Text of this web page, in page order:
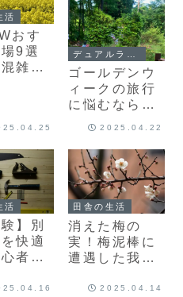
活
おす
9選
雑回
ゴールデンウ
ィークの旅行
に悩むなら、
みませんか？
2025.04.22
活
】別
快適
者向
だ6選
田舎の生活
消えた梅の
実！梅泥棒に
遭遇した我が
対策 2025.04.14